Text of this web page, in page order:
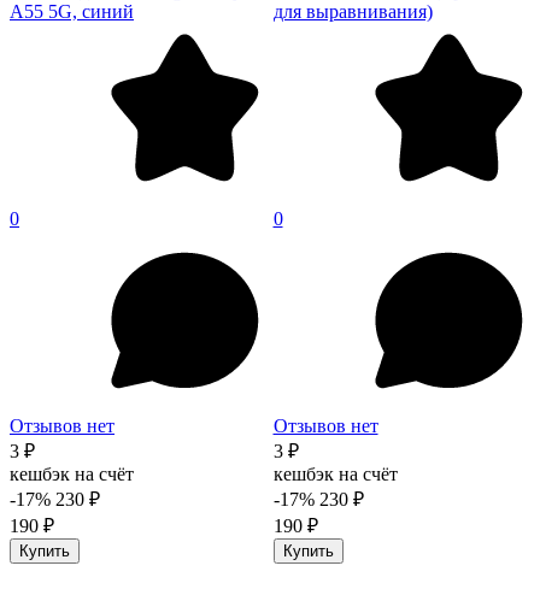
A55 5G, синий
0
Отзывов нет
3 ₽
кешбэк на счёт
-17% 230 ₽
190 ₽
Купить
для выравнивания)
0
Отзывов нет
3 ₽
кешбэк на счёт
-17% 230 ₽
190 ₽
Купить